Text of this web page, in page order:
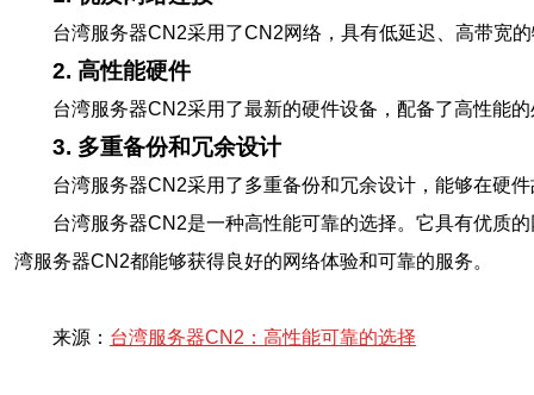
台湾服务器CN2采用了CN2网络，具有低延迟、高带宽
2. 高性能硬件
台湾服务器CN2采用了最新的硬件设备，配备了高性能
3. 多重备份和冗余设计
台湾服务器CN2采用了多重备份和冗余设计，能够在硬
台湾服务器CN2是一种高性能可靠的选择。它具有优质
湾服务器CN2都能够获得良好的网络体验和可靠的服务。
来源： 台湾服务器CN2：高性能可靠的选择